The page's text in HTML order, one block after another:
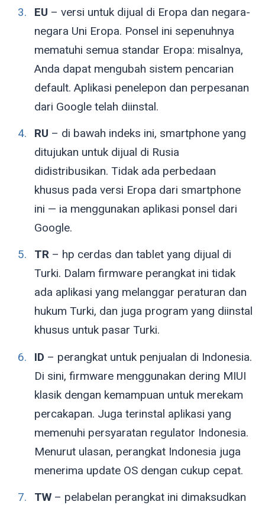
EU – versi untuk dijual di Eropa dan negara-
negara Uni Eropa. Ponsel ini sepenuhnya
mematuhi semua standar Eropa: misalnya,
Anda dapat mengubah sistem pencarian
default. Aplikasi penelepon dan perpesanan
dari Google telah diinstal.
RU – di bawah indeks ini, smartphone yang
ditujukan untuk dijual di Rusia
didistribusikan. Tidak ada perbedaan
khusus pada versi Eropa dari smartphone
ini — ia menggunakan aplikasi ponsel dari
Google.
TR – hp cerdas dan tablet yang dijual di
Turki. Dalam firmware perangkat ini tidak
ada aplikasi yang melanggar peraturan dan
hukum Turki, dan juga program yang diinstal
khusus untuk pasar Turki.
ID – perangkat untuk penjualan di Indonesia.
Di sini, firmware menggunakan dering MIUI
klasik dengan kemampuan untuk merekam
percakapan. Juga terinstal aplikasi yang
memenuhi persyaratan regulator Indonesia.
Menurut ulasan, perangkat Indonesia juga
menerima update OS dengan cukup cepat.
TW – pelabelan perangkat ini dimaksudkan